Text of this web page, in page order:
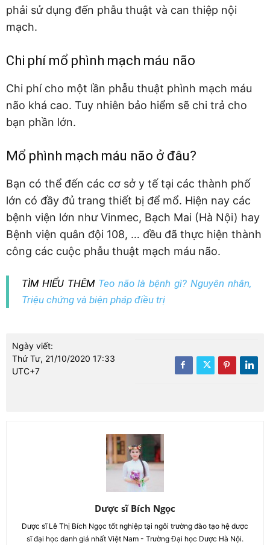
phải sử dụng đến phẫu thuật và can thiệp nội
mạch.
Chi phí mổ phình mạch máu não
Chi phí cho một lần phẫu thuật phình mạch máu
não khá cao. Tuy nhiên bảo hiểm sẽ chi trả cho
bạn phần lớn.
Mổ phình mạch máu não ở đâu?
Bạn có thể đến các cơ sở y tế tại các thành phố
lớn có đầy đủ trang thiết bị để mổ. Hiện nay các
bệnh viện lớn như Vinmec, Bạch Mai (Hà Nội) hay
Bệnh viện quân đội 108, … đều đã thực hiện thành
công các cuộc phẫu thuật mạch máu não.
TÌM HIỂU THÊM Teo não là bệnh gì? Nguyên nhân,
Triệu chứng và biện pháp điều trị
Ngày viết:
Thứ Tư, 21/10/2020 17:33
UTC+7
Dược sĩ Bích Ngọc
Dược sĩ Lê Thị Bích Ngọc tốt nghiệp tại ngôi trường đào tạo hệ dược
sĩ đại học danh giá nhất Việt Nam - Trường Đại học Dược Hà Nội.